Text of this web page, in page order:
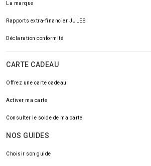
La marque
Rapports extra-financier JULES
Déclaration conformité
CARTE CADEAU
Offrez une carte cadeau
Activer ma carte
Consulter le solde de ma carte
NOS GUIDES
Choisir son guide